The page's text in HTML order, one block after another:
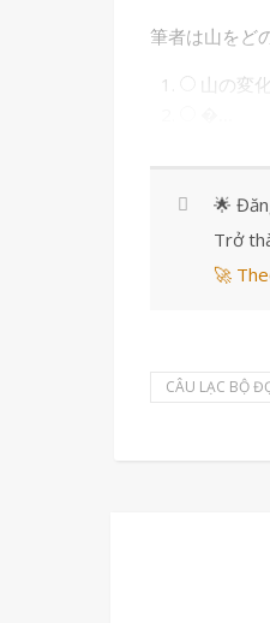
筆者は山をど
山の変
🌟
Trở
🚀
CÂU LẠC BỘ